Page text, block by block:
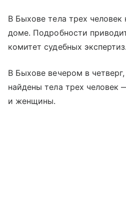
В Быхове тела трех
доме. Подробности
комитет судебных экспертиз.
В Быхове вечером в
найдены тела трех человек
и женщины.